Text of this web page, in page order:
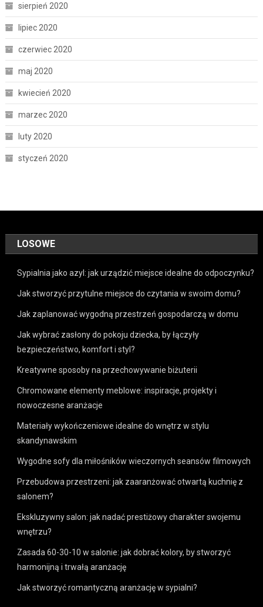
sierpień 2020
lipiec 2020
czerwiec 2020
maj 2020
kwiecień 2020
marzec 2020
luty 2020
styczeń 2020
LOSOWE
Sypialnia jako azyl: jak urządzić miejsce idealne do odpoczynku?
Jak stworzyć przytulne miejsce do czytania w swoim domu?
Jak zaplanować wygodną przestrzeń gospodarczą w domu
Jak wybrać zasłony do pokoju dziecka, by łączyły
bezpieczeństwo, komfort i styl?
Kreatywne sposoby na przechowywanie biżuterii
Chromowane elementy meblowe: inspiracje, projekty i
nowoczesne aranżacje
Materiały wykończeniowe idealne do wnętrz w stylu
skandynawskim
Wygodne sofy dla miłośników wieczornych seansów filmowych
Przebudowa przestrzeni: jak zaaranżować otwartą kuchnię z
salonem?
Ekskluzywny salon: jak nadać prestiżowy charakter swojemu
wnętrzu?
Zasada 60-30-10 w salonie: jak dobrać kolory, by stworzyć
harmonijną i trwałą aranżację
Jak stworzyć romantyczną aranżację w sypialni?